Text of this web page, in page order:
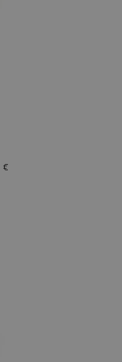
€